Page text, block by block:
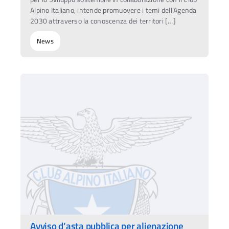
Alpino Italiano, intende promuovere i temi dell’Agenda
2030 attraverso la conoscenza dei territori […]
News
Avviso d’asta pubblica per alienazione